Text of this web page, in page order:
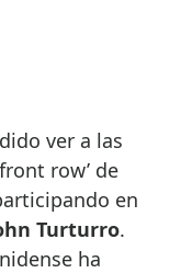
ver a las
row’ de
en
Turturro.
ha